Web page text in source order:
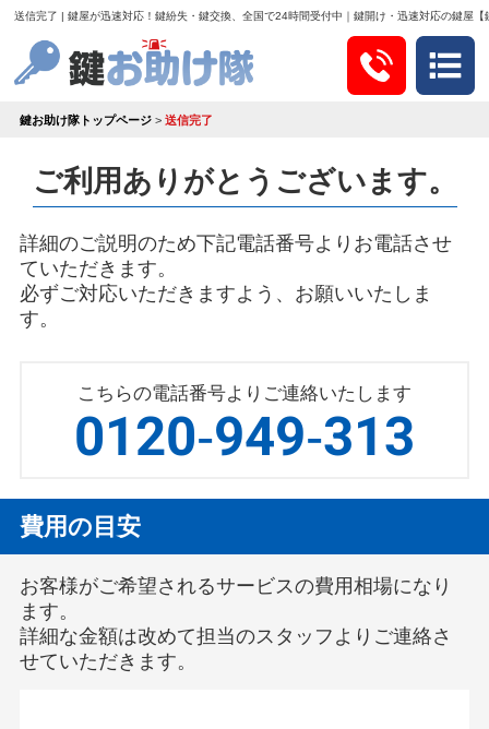
送信完了 | 鍵屋が迅速対応！鍵紛失・鍵交換、全国で24時間受付中｜鍵開け・迅速対応の鍵屋
鍵お助け隊トップページ> 送信完了
ご利用ありがとうございます。
詳細のご説明のため下記電話番号よりお電話させ
ていただきます。
必ずご対応いただきますよう、お願いいたしま
す。
こちらの電話番号よりご連絡いたします
0120-949-313
費用の目安
お客様がご希望されるサービスの費用相場になり
ます。
詳細な金額は改めて担当のスタッフよりご連絡さ
せていただきます。